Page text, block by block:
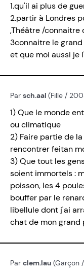
1.qu'il ai plus de
2.partir à Londres
,Théâtre /connaitre
3connaitre le
et que moi aussi je
Par sch.aal (Fille /
1) Que le monde
ou climatique
2) Faire partie de
rencontrer feitan
3) Que tout les
soient immortels :
poisson, les 4
bouffer par le
libellule dont j'ai
chat de mon grand
Par clem.lau (Garçon